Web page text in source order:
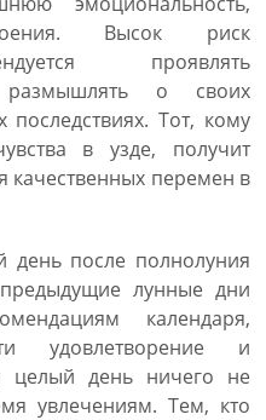
Высок риск
проявлять
размышлять о своих
Тот, кому
в узде, получит
качественных перемен в
после полнолуния
лунные дни
календаря,
удовлетворение и
целый день ничего не
увлечениям. Тем, кто